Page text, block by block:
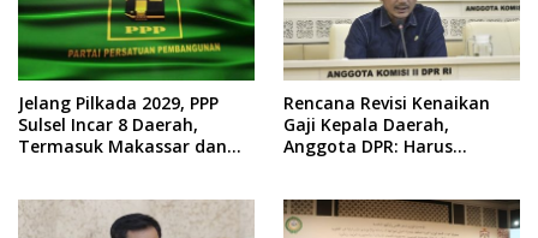
Jelang Pilkada 2029, PPP
Sulsel Incar 8 Daerah,
Termasuk Makassar dan
Rencana Revisi Kenaikan
Gaji Kepala Daerah,
Anggota DPR: Harus